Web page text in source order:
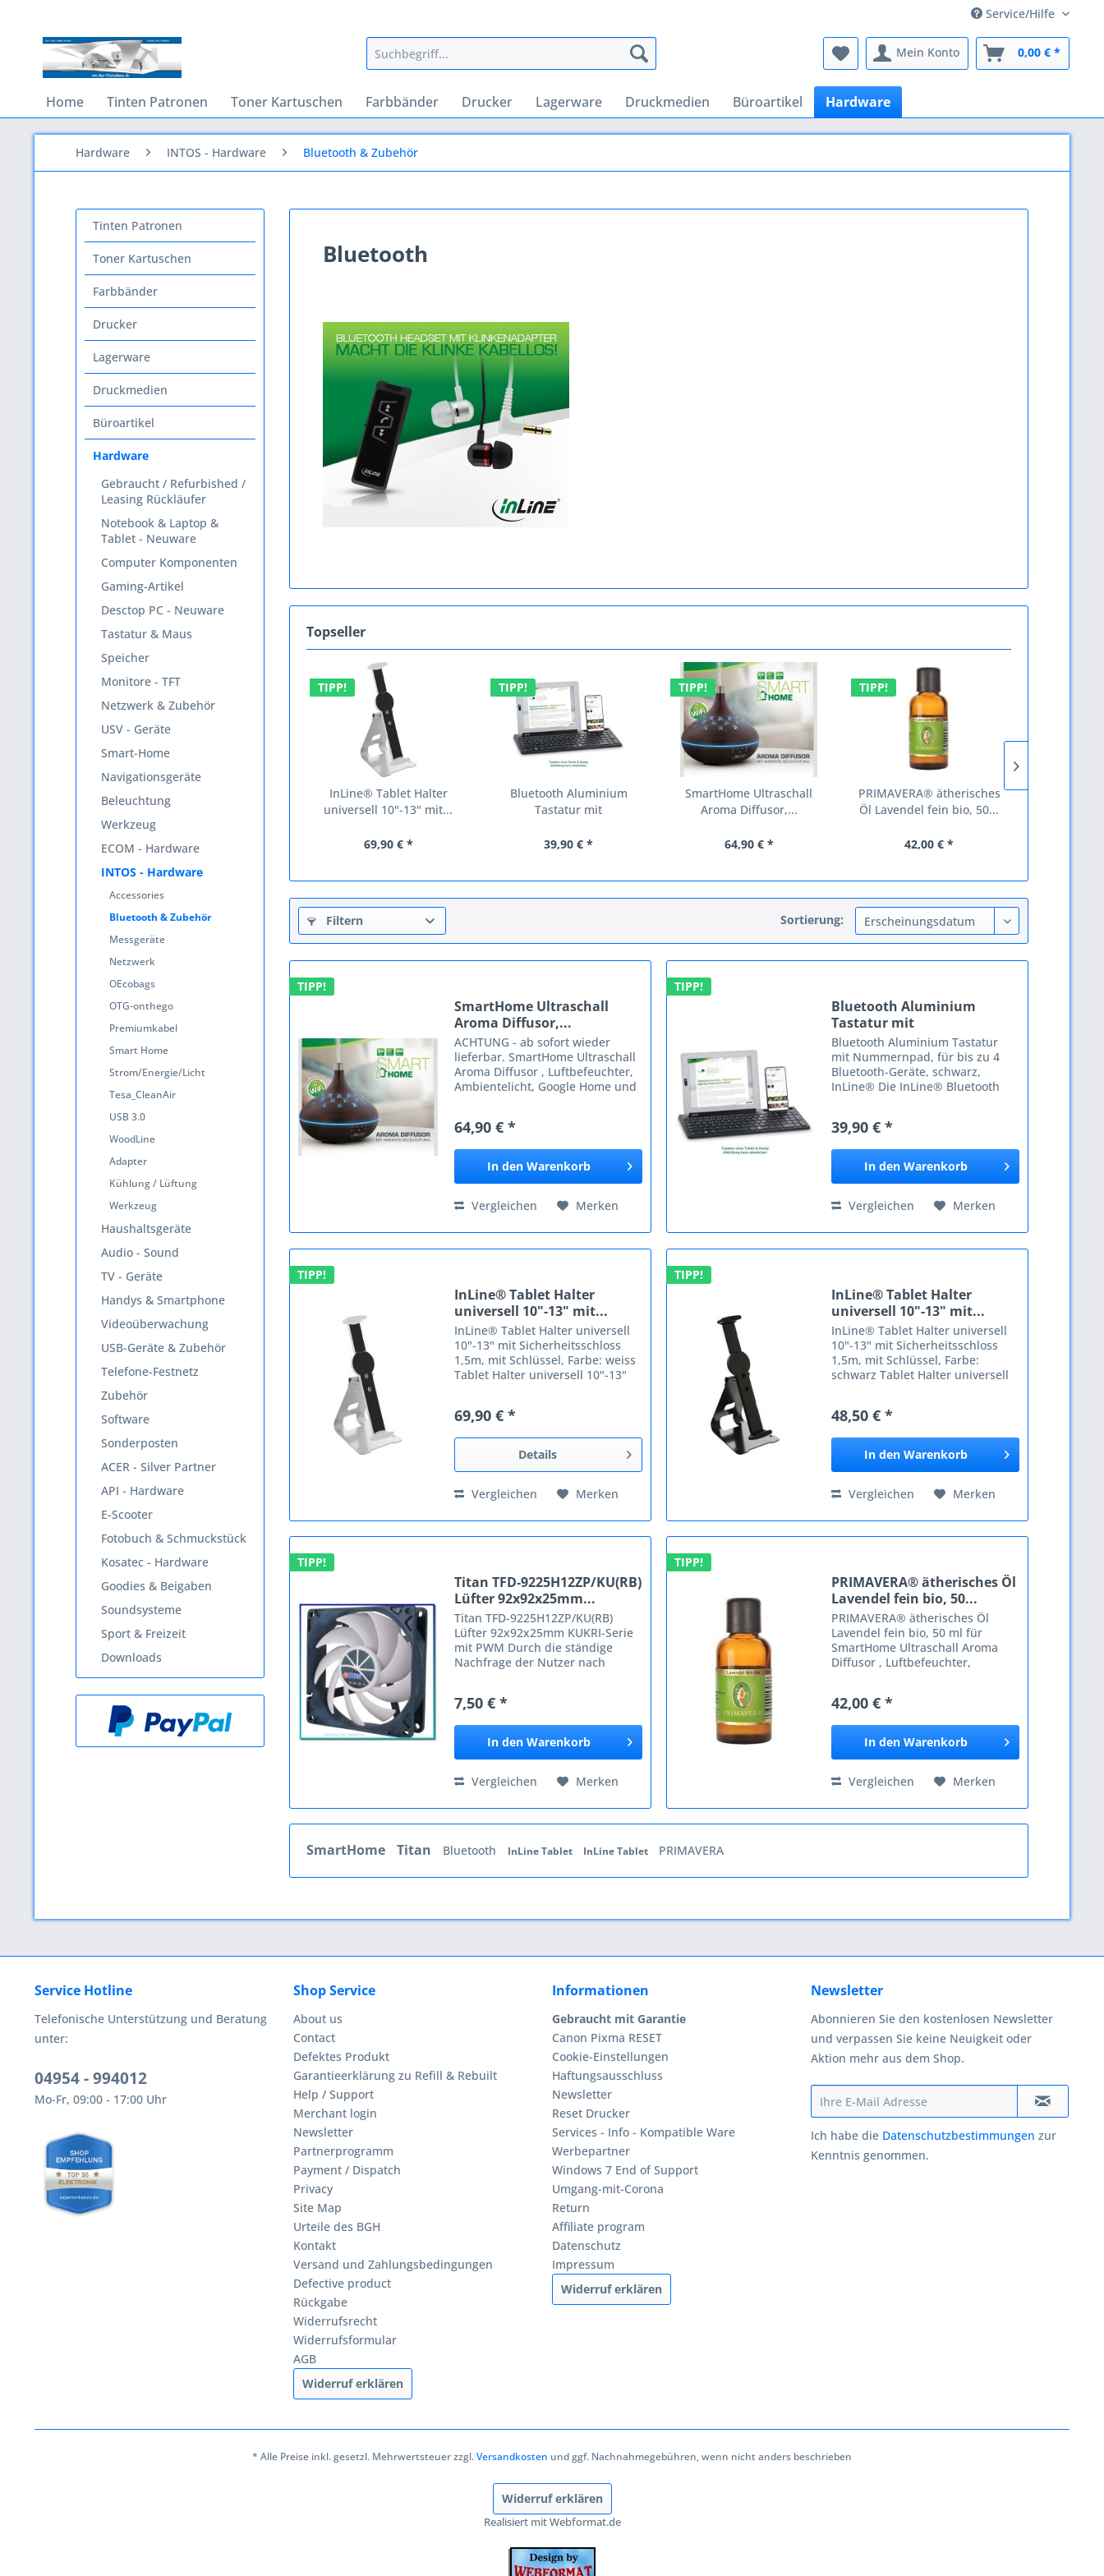
Service/Hilfe
Mein Konto 0,00 € *
Home Tinten Patronen Toner Kartuschen Farbbänder Drucker Lagerware Druckmedien Büroartikel Hardware
Hardware INTOS - Hardware Bluetooth & Zubehör
Tinten Patronen
Toner Kartuschen
Farbbänder
Drucker
Lagerware
Druckmedien
Büroartikel
Hardware
Gebraucht / Refurbished /
Leasing Rückläufer
Notebook & Laptop &
Tablet - Neuware
Computer Komponenten
Gaming-Artikel
Desctop PC - Neuware
Tastatur & Maus
Speicher
Monitore - TFT
Netzwerk & Zubehör
USV - Geräte
Smart-Home
Navigationsgeräte
Beleuchtung
Werkzeug
ECOM - Hardware
INTOS - Hardware
Accessories
Bluetooth & Zubehör
Messgeräte
Netzwerk
OEcobags
OTG-onthego
Premiumkabel
Smart Home
Strom/Energie/Licht
Tesa_CleanAir
USB 3.0
WoodLine
Adapter
Kühlung / Lüftung
Werkzeug
Haushaltsgeräte
Audio - Sound
TV - Geräte
Handys & Smartphone
Videoüberwachung
USB-Geräte & Zubehör
Telefone-Festnetz
Zubehör
Software
Sonderposten
ACER - Silver Partner
API - Hardware
E-Scooter
Fotobuch & Schmuckstück
Kosatec - Hardware
Goodies & Beigaben
Soundsysteme
Sport & Freizeit
Downloads
Bluetooth
Topseller
TIPP!
InLine® Tablet Halter
universell 10"-13" mit...
69,90 € *
TIPP!
Bluetooth Aluminium
Tastatur mit
39,90 € *
TIPP!
SmartHome Ultraschall
Aroma Diffusor,...
64,90 € *
TIPP!
PRIMAVERA® ätherisches
Öl Lavendel fein bio, 50...
42,00 € *
Filtern Sortierung:
TIPP!
SmartHome Ultraschall
Aroma Diffusor,...
ACHTUNG - ab sofort wieder
lieferbar. SmartHome Ultraschall
Aroma Diffusor , Luftbefeuchter,
Ambientelicht, Google Home und
Haustür geht auf, und es kommt
Ihnen ein angenehmer...
64,90 € *
In den Warenkorb
Vergleichen Merken
TIPP!
Bluetooth Aluminium
Tastatur mit
Nummernpad,...
Bluetooth Aluminium Tastatur
mit Nummernpad, für bis zu 4
Bluetooth-Geräte, schwarz,
InLine® Die InLine® Bluetooth
oder iOS-Geräte. Es können bis
zu vier mobile Geräte per...
39,90 € *
In den Warenkorb
Vergleichen Merken
TIPP!
InLine® Tablet Halter
universell 10"-13" mit...
InLine® Tablet Halter universell
10"-13" mit Sicherheitsschloss
1,5m, mit Schlüssel, Farbe: weiss
Tablet Halter universell 10"-13"
Homeoffice, Messen, Ladenlokal
69,90 € *
Details
Vergleichen Merken
TIPP!
InLine® Tablet Halter
universell 10"-13" mit...
InLine® Tablet Halter universell
10"-13" mit Sicherheitsschloss
1,5m, mit Schlüssel, Farbe:
schwarz Tablet Halter universell
Homeoffice, Messen, Ladenlokal
48,50 € *
In den Warenkorb
Vergleichen Merken
TIPP!
Titan TFD-9225H12ZP/KU(RB)
Lüfter 92x92x25mm...
Titan TFD-9225H12ZP/KU(RB)
Lüfter 92x92x25mm KUKRI-Serie
mit PWM Durch die ständige
Nachfrage der Nutzer nach
wiederum dazu führen kann,
dass auch das Wärmeproblem
zunimmt....
7,50 € *
In den Warenkorb
Vergleichen Merken
TIPP!
PRIMAVERA® ätherisches Öl
Lavendel fein bio, 50...
PRIMAVERA® ätherisches Öl
Lavendel fein bio, 50 ml für
SmartHome Ultraschall Aroma
Diffusor , Luftbefeuchter,
InLine® Lavendel fein, auch
Echter Lavendel genannt, ist ein...
42,00 € *
In den Warenkorb
Vergleichen Merken
SmartHome Titan Bluetooth InLine Tablet InLine Tablet PRIMAVERA
Service Hotline
Telefonische Unterstützung und Beratung
unter:
04954 - 994012
Mo-Fr, 09:00 - 17:00 Uhr
Shop Service
About us
Contact
Defektes Produkt
Garantieerklärung zu Refill & Rebuilt
Help / Support
Merchant login
Newsletter
Partnerprogramm
Payment / Dispatch
Privacy
Site Map
Urteile des BGH
Kontakt
Versand und Zahlungsbedingungen
Defective product
Rückgabe
Widerrufsrecht
Widerrufsformular
AGB
Widerruf erklären
Informationen
Gebraucht mit Garantie
Canon Pixma RESET
Cookie-Einstellungen
Haftungsausschluss
Newsletter
Reset Drucker
Services - Info - Kompatible Ware
Werbepartner
Windows 7 End of Support
Umgang-mit-Corona
Return
Affiliate program
Datenschutz
Impressum
Widerruf erklären
Newsletter
Abonnieren Sie den kostenlosen Newsletter
und verpassen Sie keine Neuigkeit oder
Aktion mehr aus dem Shop.
Ich habe die Datenschutzbestimmungen zur
Kenntnis genommen.
* Alle Preise inkl. gesetzl. Mehrwertsteuer zzgl.Versandkosten und ggf. Nachnahmegebühren, wenn nicht anders beschrieben
Widerruf erklären
Realisiert mit Webformat.de